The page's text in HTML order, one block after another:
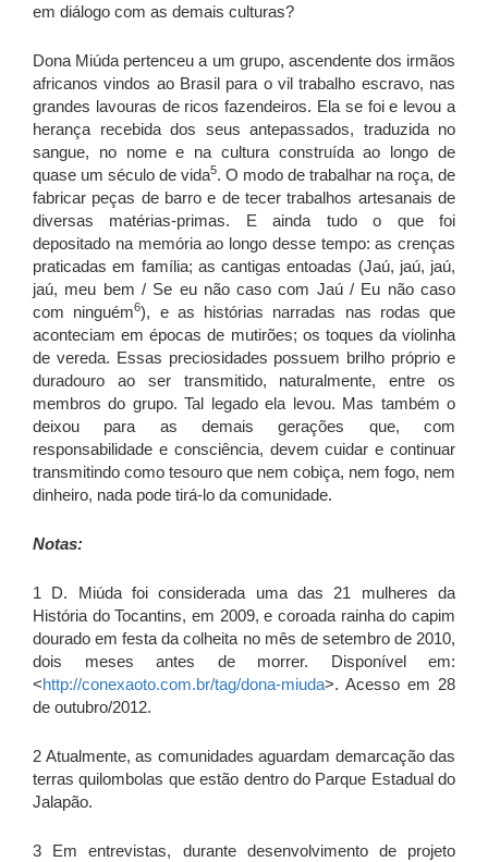
em diálogo com as demais culturas?
Dona Miúda pertenceu a um grupo, ascendente dos irmãos
africanos vindos ao Brasil para o vil trabalho escravo, nas
grandes lavouras de ricos fazendeiros. Ela se foi e levou a
herança recebida dos seus antepassados, traduzida no
sangue, no nome e na cultura construída ao longo de
quase um século de vida5. O modo de trabalhar na roça, de
fabricar peças de barro e de tecer trabalhos artesanais de
diversas matérias-primas. E ainda tudo o que foi
depositado na memória ao longo desse tempo: as crenças
praticadas em família; as cantigas entoadas (Jaú, jaú, jaú,
jaú, meu bem / Se eu não caso com Jaú / Eu não caso
com ninguém6), e as histórias narradas nas rodas que
aconteciam em épocas de mutirões; os toques da violinha
de vereda. Essas preciosidades possuem brilho próprio e
duradouro ao ser transmitido, naturalmente, entre os
membros do grupo. Tal legado ela levou. Mas também o
deixou para as demais gerações que, com
responsabilidade e consciência, devem cuidar e continuar
transmitindo como tesouro que nem cobiça, nem fogo, nem
dinheiro, nada pode tirá-lo da comunidade.
Notas:
1 D. Miúda foi considerada uma das 21 mulheres da
História do Tocantins, em 2009, e coroada rainha do capim
dourado em festa da colheita no mês de setembro de 2010,
dois meses antes de morrer. Disponível em:
<http://conexaoto.com.br/tag/dona-miuda>. Acesso em 28
de outubro/2012.
2 Atualmente, as comunidades aguardam demarcação das
terras quilombolas que estão dentro do Parque Estadual do
Jalapão.
3 Em entrevistas, durante desenvolvimento de projeto